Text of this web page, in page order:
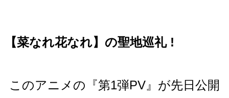
【菜なれ花なれ】の聖地巡礼 !
このアニメの『第1弾PV』が先日公開